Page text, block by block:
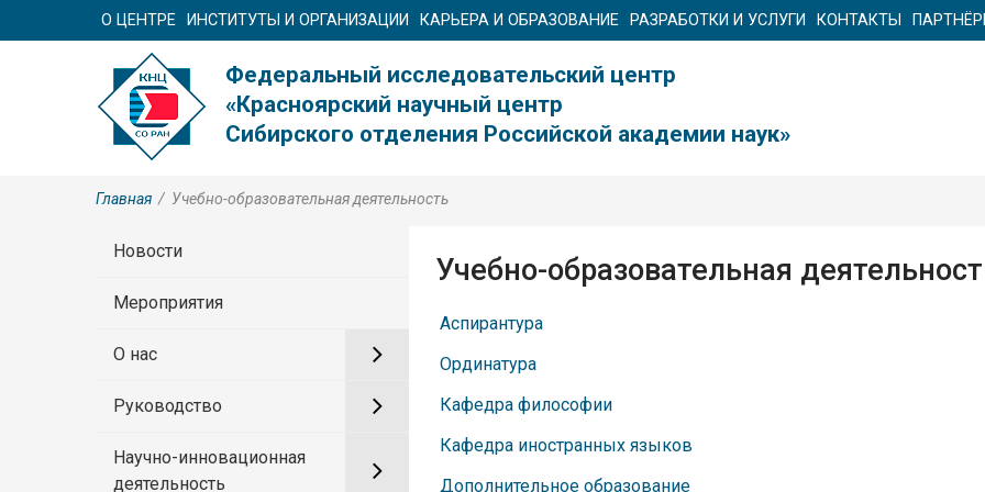
О ЦЕНТРЕ ИНСТИТУТЫ И ОРГАНИЗАЦИИ КАРЬЕРА И ОБРАЗОВАНИЕ РАЗРАБОТКИ И УСЛУГИ КОНТАКТЫ
Федеральный исследовательский центр
«Красноярский научный центр
Сибирского отделения Российской академии наук»
Главная / Учебно-образовательная деятельность
Новости
Мероприятия
О нас
Руководство
Научно-инновационная
деятельность
Учебно-образовательная
Аспирантура
Ординатура
Кафедра философии
Кафедра иностранных языков
Дополнительное образование